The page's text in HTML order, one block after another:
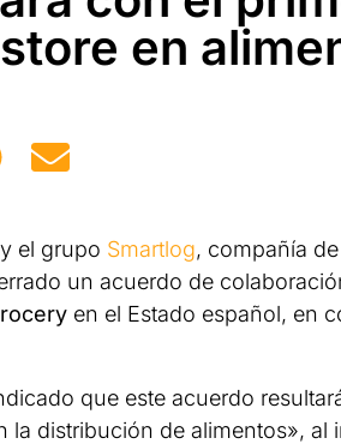
en
y el grupo Smartlog, compañía
un acuerdo de
en el Estado español, en
que este acuerdo
la distribución de alimentos», al